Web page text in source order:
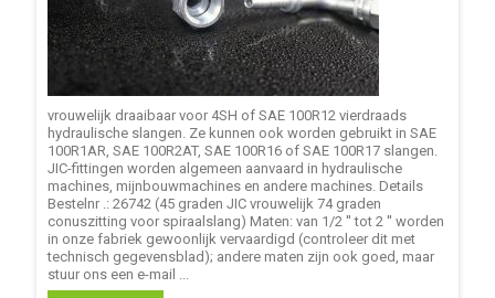
vrouwelijk draaibaar voor 4SH of SAE 100R12 vierdraads
hydraulische slangen. Ze kunnen ook worden gebruikt in SAE
100R1AR, SAE 100R2AT, SAE 100R16 of SAE 100R17 slangen.
JIC-fittingen worden algemeen aanvaard in hydraulische
machines, mijnbouwmachines en andere machines. Details
Bestelnr .: 26742 (45 graden JIC vrouwelijk 74 graden
conuszitting voor spiraalslang) Maten: van 1/2 '' tot 2 '' worden
in onze fabriek gewoonlijk vervaardigd (controleer dit met
technisch gegevensblad); andere maten zijn ook goed, maar
stuur ons een e-mail ...